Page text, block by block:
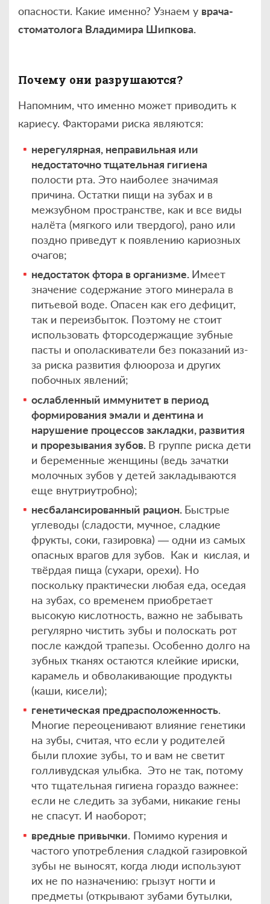
опасности. Какие именно? Узнаем у врача-
стоматолога Владимира Шипкова.
Почему они разрушаются?
Напомним, что именно может приводить к
кариесу. Факторами риска являются:
нерегулярная, неправильная или
недостаточно тщательная гигиена
полости рта. Это наиболее значимая
причина. Остатки пищи на зубах и в
межзубном пространстве, как и все виды
налёта (мягкого или твердого), рано или
поздно приведут к появлению кариозных
очагов;
недостаток фтора в организме. Имеет
значение содержание этого минерала в
питьевой воде. Опасен как его дефицит,
так и переизбыток. Поэтому не стоит
использовать фторсодержащие зубные
пасты и ополаскиватели без показаний из-
за риска развития флюороза и других
побочных явлений;
ослабленный иммунитет в период
формирования эмали и дентина и
нарушение процессов закладки, развития
и прорезывания зубов. В группе риска дети
и беременные женщины (ведь зачатки
молочных зубов у детей закладываются
еще внутриутробно);
несбалансированный рацион. Быстрые
углеводы (сладости, мучное, сладкие
фрукты, соки, газировка) — одни из самых
опасных врагов для зубов. Как и кислая, и
твёрдая пища (сухари, орехи). Но
поскольку практически любая еда, оседая
на зубах, со временем приобретает
высокую кислотность, важно не забывать
регулярно чистить зубы и полоскать рот
после каждой трапезы. Особенно долго на
зубных тканях остаются клейкие ириски,
карамель и обволакивающие продукты
(каши, кисели);
генетическая предрасположенность.
Многие переоценивают влияние генетики
на зубы, считая, что если у родителей
были плохие зубы, то и вам не светит
голливудская улыбка. Это не так, потому
что тщательная гигиена гораздо важнее:
если не следить за зубами, никакие гены
не спасут. И наоборот;
вредные привычки. Помимо курения и
частого употребления сладкой газировкой
зубы не выносят, когда люди используют
их не по назначению: грызут ногти и
предметы (открывают зубами бутылки,